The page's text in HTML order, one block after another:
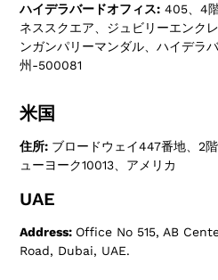
ハイデラバードオフィス: 405、4
ネススクエア、ジュビリーエンク
ンガンパリーマンダル、ハイデラ
州-500081
米国
住所: ブロードウェイ447番地、2
ューヨーク10013、アメリカ
UAE
Address: Office No 515, AB
Road, Dubai, UAE.